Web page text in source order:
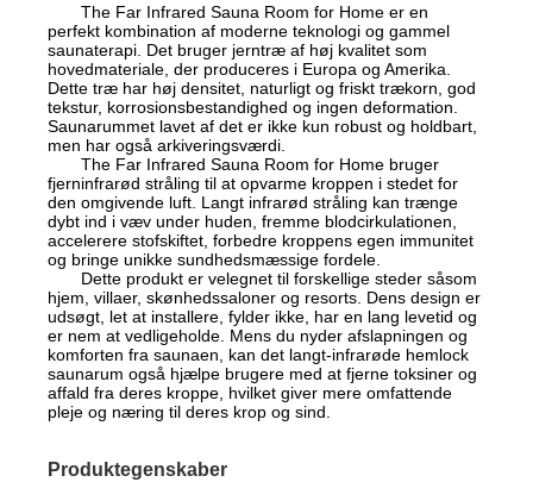
The Far Infrared Sauna Room for Home er en
perfekt kombination af moderne teknologi og gammel
saunaterapi. Det bruger jerntræ af høj kvalitet som
hovedmateriale, der produceres i Europa og Amerika.
Dette træ har høj densitet, naturligt og friskt trækorn, god
tekstur, korrosionsbestandighed og ingen deformation.
Saunarummet lavet af det er ikke kun robust og holdbart,
men har også arkiveringsværdi.
The Far Infrared Sauna Room for Home bruger
fjerninfrarød stråling til at opvarme kroppen i stedet for
den omgivende luft. Langt infrarød stråling kan trænge
dybt ind i væv under huden, fremme blodcirkulationen,
accelerere stofskiftet, forbedre kroppens egen immunitet
og bringe unikke sundhedsmæssige fordele.
Dette produkt er velegnet til forskellige steder såsom
hjem, villaer, skønhedssaloner og resorts. Dens design er
udsøgt, let at installere, fylder ikke, har en lang levetid og
er nem at vedligeholde. Mens du nyder afslapningen og
komforten fra saunaen, kan det langt-infrarøde hemlock
saunarum også hjælpe brugere med at fjerne toksiner og
affald fra deres kroppe, hvilket giver mere omfattende
pleje og næring til deres krop og sind.
Produktegenskaber